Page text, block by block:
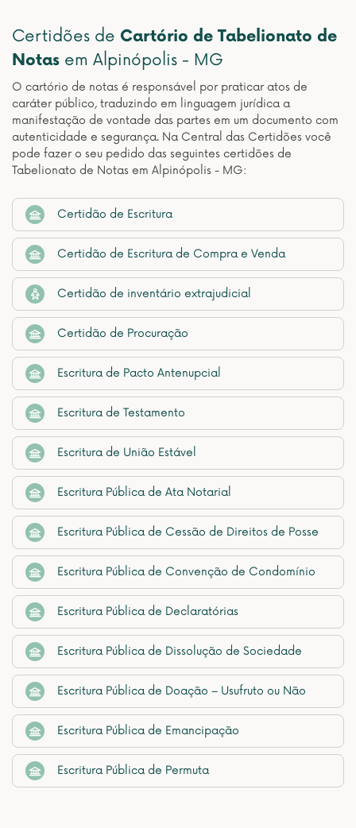
Certidões de Cartório de Tabelionato de
Notas em Alpinópolis - MG
O cartório de notas é responsável por praticar atos de
caráter público, traduzindo em linguagem jurídica a
manifestação de vontade das partes em um documento com
autenticidade e segurança. Na Central das Certidões você
pode fazer o seu pedido das seguintes certidões de
Tabelionato de Notas em Alpinópolis - MG:
Certidão de Escritura
Certidão de Escritura de Compra e Venda
Certidão de inventário extrajudicial
Certidão de Procuração
Escritura de Pacto Antenupcial
Escritura de Testamento
Escritura de União Estável
Escritura Pública de Ata Notarial
Escritura Pública de Cessão de Direitos de Posse
Escritura Pública de Convenção de Condomínio
Escritura Pública de Declaratórias
Escritura Pública de Dissolução de Sociedade
Escritura Pública de Doação – Usufruto ou Não
Escritura Pública de Emancipação
Escritura Pública de Permuta